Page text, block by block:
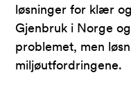
løsninger for klær
Gjenbruk i Norge
problemet, men
miljøutfordringene.